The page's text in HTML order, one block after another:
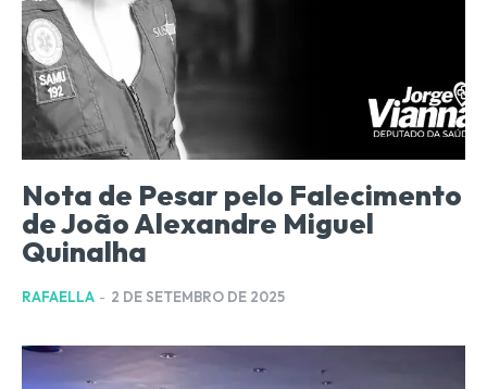
Nota de Pesar pelo Falecimento
de João Alexandre Miguel
Quinalha
RAFAELLA - 2 DE SETEMBRO DE 2025